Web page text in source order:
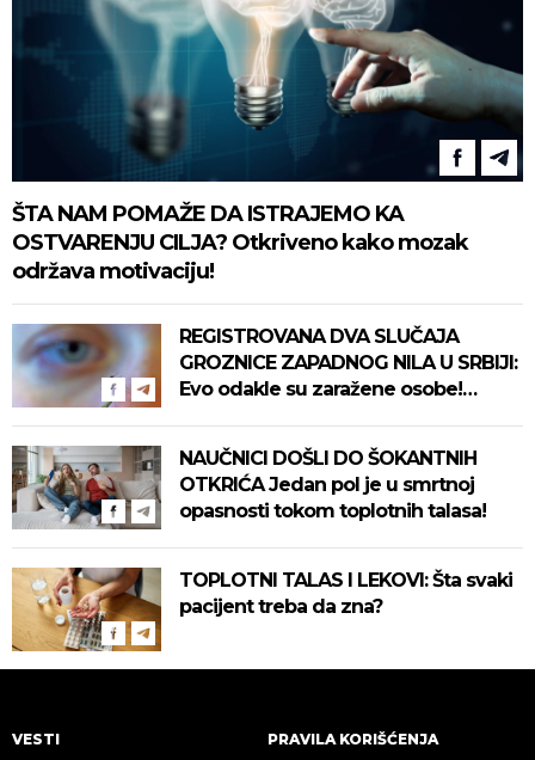
ŠTA NAM POMAŽE DA ISTRAJEMO KA
OSTVARENJU CILJA? Otkriveno kako mozak
održava motivaciju!
REGISTROVANA DVA SLUČAJA
GROZNICE ZAPADNOG NILA U SRBIJI:
Evo odakle su zaražene osobe!
NAUČNICI DOŠLI DO ŠOKANTNIH
OTKRIĆA Jedan pol je u smrtnoj
opasnosti tokom toplotnih talasa!
TOPLOTNI TALAS I LEKOVI: Šta svaki
pacijent treba da zna?
VESTI PRAVILA KORIŠĆENJA